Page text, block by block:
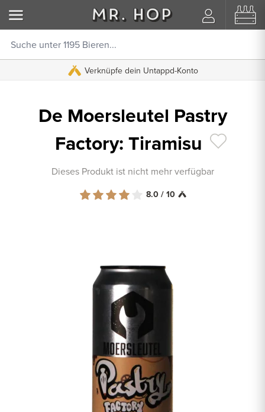
Verknüpfe dein Untappd-Konto
De Moersleutel Pastry
Factory: Tiramisu
Dieses Produkt ist nicht mehr verfügbar
8.0 / 10